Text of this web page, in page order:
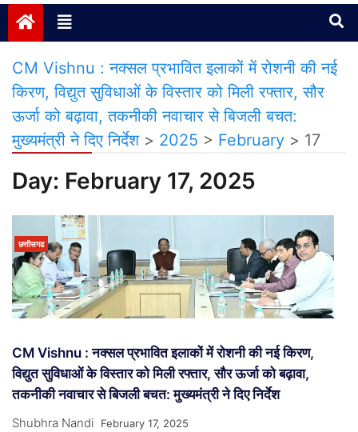
CM Vishnu : नक्सल प्रभावित इलाकों में रोशनी की नई
किरण, विद्युत सुविधाओं के विस्तार को मिली रफ्तार, सौर
ऊर्जा को बढ़ावा, तकनीकी नवाचार से बिजली बचत:
मुख्यमंत्री ने दिए निर्देश> 2025 > February > 17
Day: February 17, 2025
छत्तीसगढ
CM Vishnu : नक्सल प्रभावित इलाकों में रोशनी की नई किरण,
विद्युत सुविधाओं के विस्तार को मिली रफ्तार, सौर ऊर्जा को बढ़ावा,
तकनीकी नवाचार से बिजली बचत: मुख्यमंत्री ने दिए निर्देश
Shubhra Nandi February 17, 2025